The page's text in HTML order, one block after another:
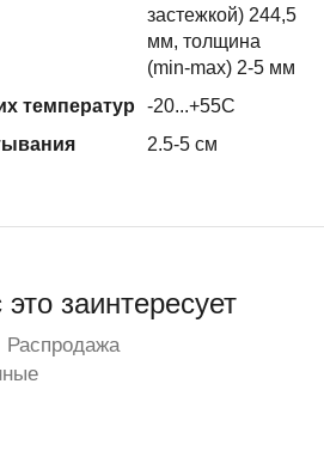
застежкой) 244,5
мм, толщина
(min-max) 2-5 мм
температур
-20...+55C
2.5-5 см
заинтересует
Распродажа